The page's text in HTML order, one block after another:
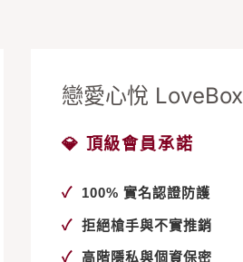
戀愛心悅 LoveBox
💎 頂級會員承諾
✓ 100% 實名認證防護
✓ 拒絕槍手與不實推銷
✓ 高階隱私與個資保密